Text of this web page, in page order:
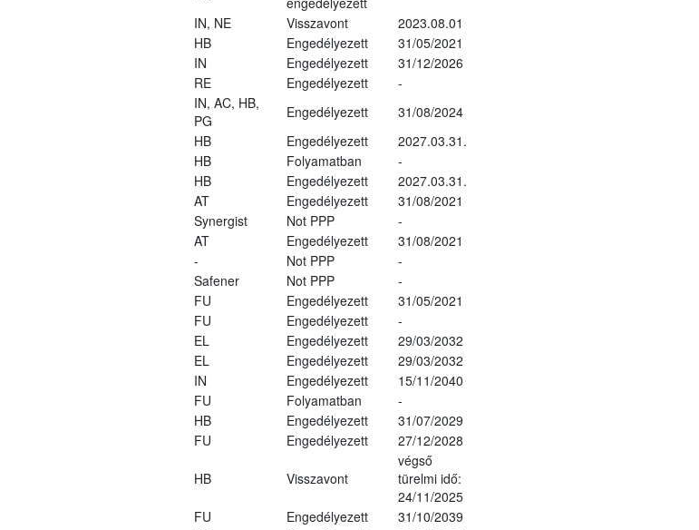
IN, NE Visszavont
2023.08.01
HB Engedélyezett
31/05/2021
IN Engedélyezett
31/12/2026
RE Engedélyezett
-
IN, AC, HB,
PG
Engedélyezett
31/08/2024
HB Engedélyezett
2027.03.31.
HB Folyamatban
-
HB Engedélyezett
2027.03.31.
AT Engedélyezett
31/08/2021
Synergist Not PPP
-
AT Engedélyezett
31/08/2021
- Not PPP
-
Safener Not PPP
-
FU Engedélyezett
31/05/2021
FU Engedélyezett
-
EL Engedélyezett
29/03/2032
EL Engedélyezett
29/03/2032
IN Engedélyezett
15/11/2040
FU Folyamatban
-
HB Engedélyezett
31/07/2029
FU Engedélyezett 27/12/2028
HB Visszavont
végső
türelmi idő:
24/11/2025
FU Engedélyezett
31/10/2039